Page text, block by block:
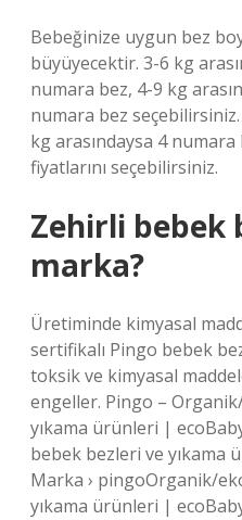
Bebeğinize uygun bez
büyüyecektir. 3-6 kg
numara bez, 4-9 kg
numara bez
kg arasındaysa 4
fiyatlarını seçebilirsiniz.
Zehirli bebek
marka?
Üretiminde kimyasal
sertifikalı Pingo bebek
toksik ve kimyasal
engeller. Pingo –
yıkama ürünleri |
bebek bezleri ve yıkama
Marka › pingoOrganik/
yıkama ürünleri |